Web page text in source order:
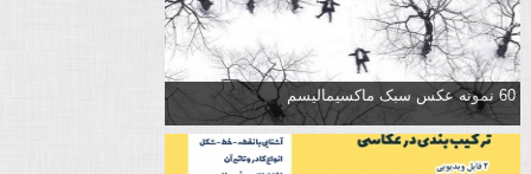
60 نمونه عکس سبک ماکسیمالیسم